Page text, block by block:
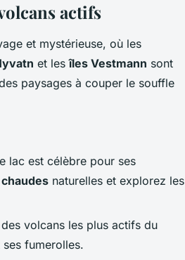
actifs
et mystérieuse, où les
et lesîles Vestmann sont
paysages à couper le souffle
lac est célèbre pour ses
naturelles et explorez les
volcans les plus actifs du
fumerolles.